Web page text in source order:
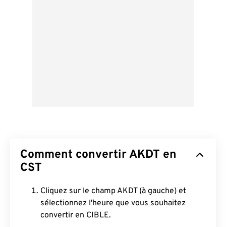
Comment convertir AKDT en
CST
Cliquez sur le champ AKDT (à gauche) et
sélectionnez l'heure que vous souhaitez
convertir en CIBLE.